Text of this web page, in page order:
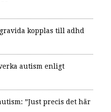
kopplas till adhd
autism enligt
”Just precis det här